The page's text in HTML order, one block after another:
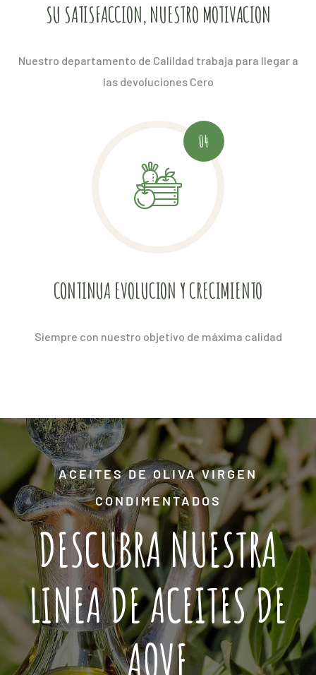
SU SATISFACCION, NUESTRO MOTIVACION
Nuestro departamento de Calildad trabaja para llegar a
las devoluciones Cero
04
CONTINUA EVOLUCION Y CRECIMIENTO
Siempre con nuestro objetivo de máxima calidad
ACEITES DE OLIVA VIRGEN
CONDIMENTADOS
DESCUBRA NUESTRA
LINEA DE ACEITES DE
AOVE